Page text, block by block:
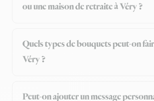
ou une maison de retraite à Véry ?
Quels types de bouquets peut-on
Véry ?
Peut-on ajouter un message